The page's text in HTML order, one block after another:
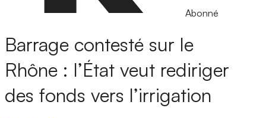
Abonné
Barrage contesté sur le
Rhône : l’État veut rediriger
des fonds vers l’irrigation